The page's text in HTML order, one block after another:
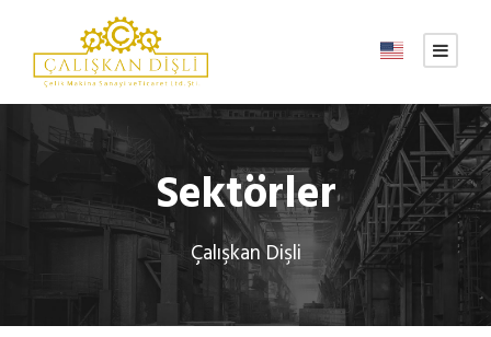
Sektörler
Çalışkan Dişli